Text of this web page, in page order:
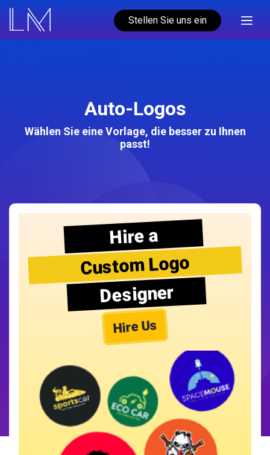
Stellen Sie uns ein
Auto-Logos
Wählen Sie eine Vorlage, die besser zu Ihnen
passt!
Hire a
Custom Logo
Designer
Hire Us